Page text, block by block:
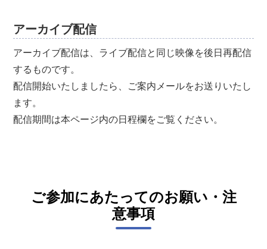
アーカイブ配信
アーカイブ配信は、ライブ配信と同じ映像を後日再配信
するものです。
配信開始いたしましたら、ご案内メールをお送りいたし
ます。
配信期間は本ページ内の日程欄をご覧ください。
ご参加にあたってのお願い・注
意事項